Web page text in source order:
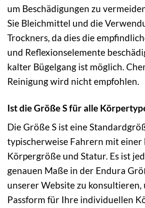
um Beschädigungen zu
Sie Bleichmittel und die
Trockners, da dies die
und Reflexionselemente
kalter Bügelgang ist möglich.
Reinigung wird nicht empfohlen.
Ist die Größe S für alle
Die Größe S ist eine
typischerweise Fahrern mit einer
Körpergröße und Statur. Es ist
genauen Maße in der Endura
unserer Website zu konsultieren,
Passform für Ihre individuellen